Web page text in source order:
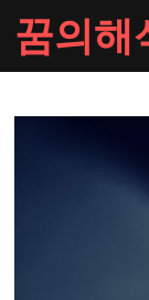
Skip
to
content
꿈의해